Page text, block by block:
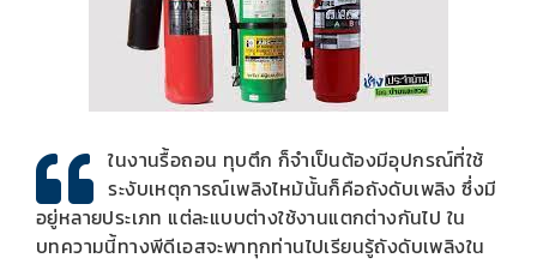
ในงานรื้อถอน ทุบตึก ก็จำเป็นต้องมีอุปกรณ์ที่ใช้
ระงับเหตุการณ์เพลิงไหม้นั้นก็คือถังดับเพลิง ซึ่งมี
อยู่หลายประเภท แต่ละแบบต่างใช้งานแตกต่างกันไป ใน
บทความนี้ทางพีดีเอสจะพาทุกท่านไปเรียนรู้ถังดับเพลิงใน